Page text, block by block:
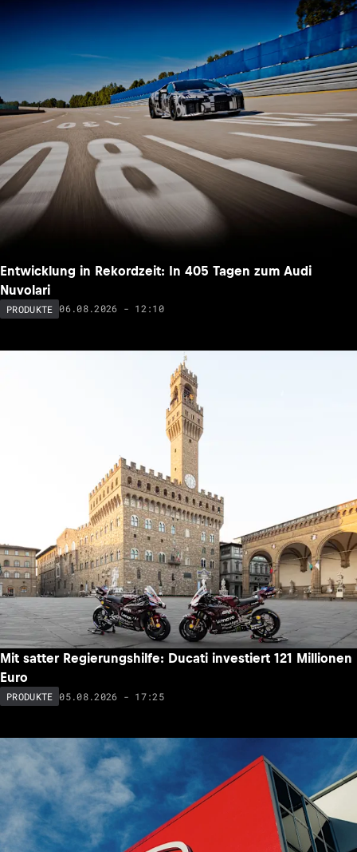
Entwicklung in Rekordzeit: In 405 Tagen zum Audi
Nuvolari
PRODUKTE 06.08.2026 - 12:10
Mit satter Regierungshilfe: Ducati investiert 121 Millionen
Euro
PRODUKTE 05.08.2026 - 17:25